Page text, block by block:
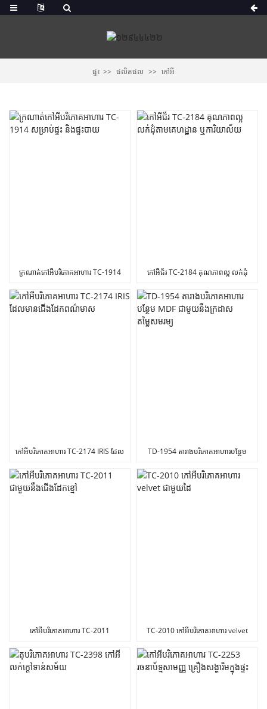
ផ្ទះ ផលិតផល កៅអី
ក្រណាត់កៅអីបរិភោគអាហារ TC-1914
កៅអីជ័រ TC-2184 គុណភាពល្អ លក់ដុំ
កៅអីបរិភោគអាហារ TC-2174 IRIS ដែល
TD-1954 តារាងបរិភោគអាហារបន្ថែម
កៅអីបរិភោគអាហារ TC-2011
TC-2010 កៅអីបរិភោគអាហារ velvet